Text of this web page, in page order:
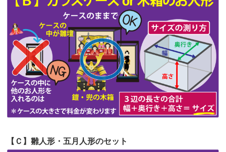
第55回人形供養祭令和4年9月8日(木)
第54回人形供養祭令和4年8月1日(月)
第53回人形供養祭令和4年7月1日(金)
第52回人形供養祭令和4年5月17日(火)
第51回人形供養祭令和4年4月18日(月)
第50回人形供養祭令和4年3月15日(火)
第49回人形供養祭令和4年1月17日(月)
【Ｃ】雛人形・五月人形のセット